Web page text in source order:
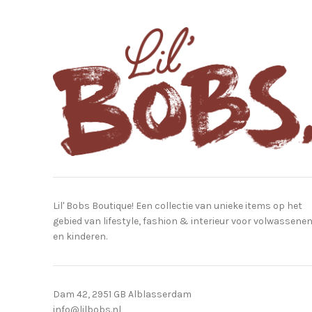
Lil' Bobs Boutique! Een collectie van unieke items op het
gebied van lifestyle, fashion & interieur voor volwassenen
en kinderen.
Dam 42, 2951 GB Alblasserdam
info@lilbobs.nl